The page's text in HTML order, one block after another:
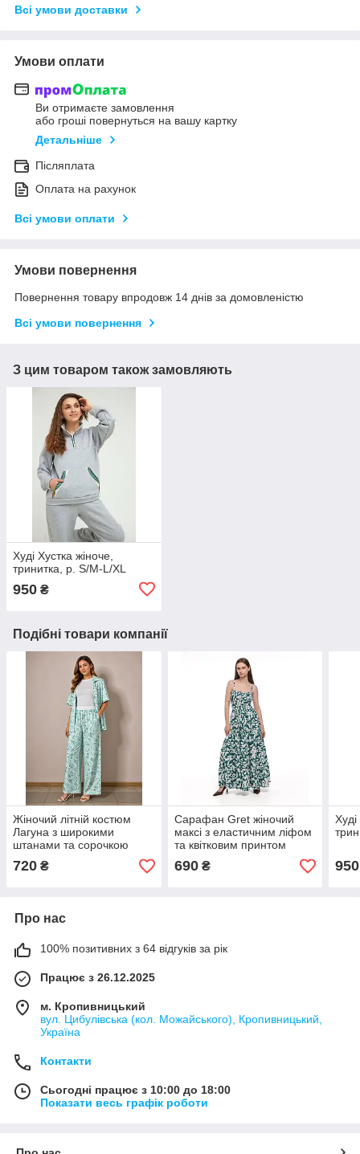
Всі умови доставки
Умови оплати
Ви отримаєте замовлення
або гроші повернуться на вашу картку
Детальніше
Післяплата
Оплата на рахунок
Всі умови оплати
Умови повернення
Повернення товару впродовж 14 днів за домовленістю
Всі умови повернення
З цим товаром також замовляють
Худі Хустка жіноче,
тринитка, р. S/M-L/XL
950 ₴
Подібні товари компанії
Жіночий літній костюм
Лагуна з широкими
штанами та сорочкою
oversize, р. 2XS-M
720 ₴
Сарафан Gret жіночий
максі з еластичним ліфом
та квітковим принтом
690₴ 950
Про нас
100% позитивних з 64 відгуків за рік
Працює з 26.12.2025
м. Кропивницький
вул. Цибулівська (кол. Можайського), Кропивницький,
Україна
Контакти
Сьогодні працює з 10:00 до 18:00
Показати весь графік роботи